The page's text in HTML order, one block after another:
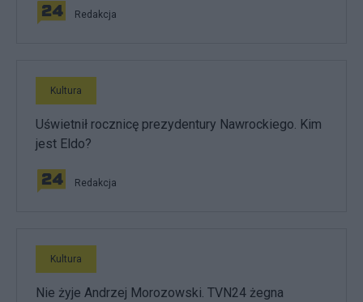
Redakcja
Kultura
Uświetnił rocznicę prezydentury Nawrockiego. Kim
jest Eldo?
Redakcja
Kultura
Nie żyje Andrzej Morozowski. TVN24 żegna